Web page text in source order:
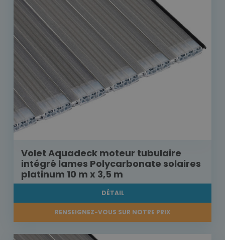
Volet Aquadeck moteur tubulaire
intégré lames Polycarbonate solaires
platinum 10 m x 3,5 m
DÉTAIL
RENSEIGNEZ-VOUS SUR NOTRE PRIX